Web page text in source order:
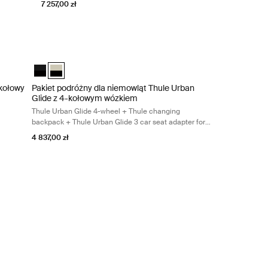
7 257,00 zł
car seat in black + Thule Urban Glide 3 car seat adapter for
Czarny na czarnym (selected)
4-kołowy Soft Beige
Pakiet podróżny dla niemowląt Thule Urban Glide z 4-
Pakiet podróżny dla niemowląt Thule Urban Glide z 4-
Pakiet podróżny dla niemowląt Thule Urban
Glide z 4-kołowym wózkiem
Thule Urban Glide 4-wheel + Thule changing
backpack + Thule Urban Glide 3 car seat adapter for
Maxi-Cosi®
4 837,00 zł